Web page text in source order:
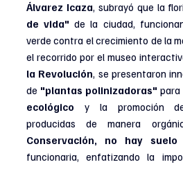
Álvarez Icaza, subrayó que la
de vida" de la ciudad,
verde contra el crecimiento de la
el recorrido por el museo
la Revolución, se presentaron
de "plantas polinizadoras" para
ecológico y la promoción
producidas de manera
Conservación, no hay suelo
funcionaria, enfatizando la